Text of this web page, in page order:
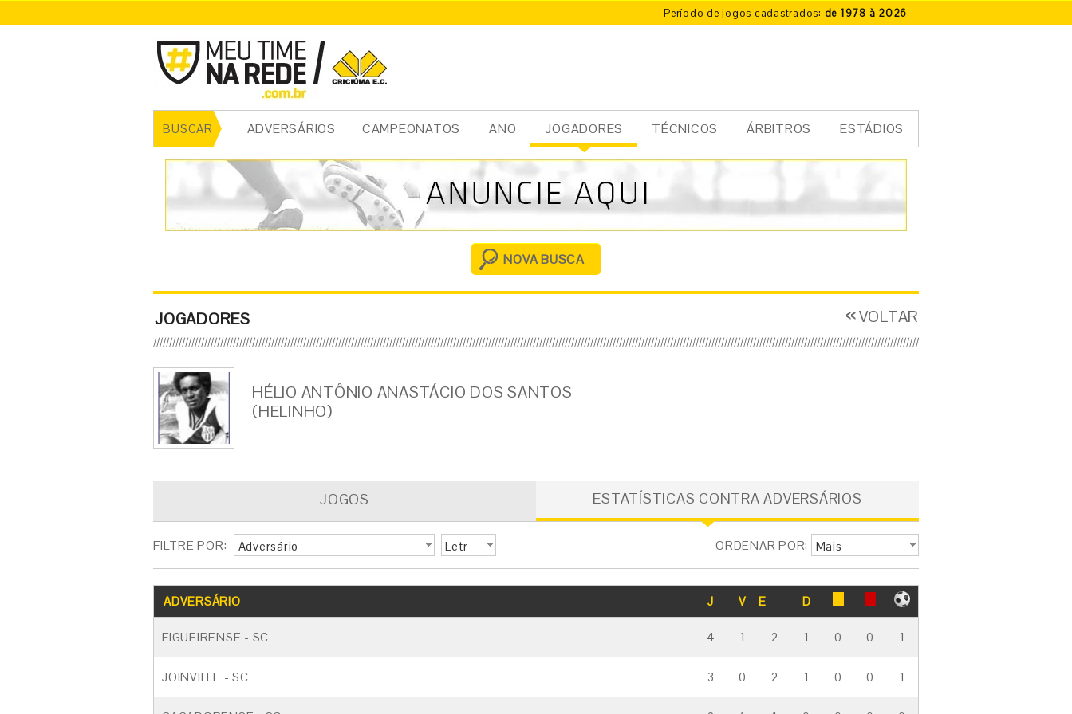
Período de jogos cadastrados: de 1978 à 2026
BUSCAR ADVERSÁRIOS CAMPEONATOS ANO JOGADORES TÉCNICOS ÁRBITROS ESTÁDIOS
cia
l
NOVA BUSCA
JOGADORES VOLTAR
HÉLIO ANTÔNIO ANASTÁCIO DOS SANTOS
(HELINHO)
JOGOS ESTATÍSTICAS CONTRA ADVERSÁRIOS
FILTRE POR: Adversário
Letr
ORDENAR POR:
Mais
ADVERSÁRIO J V E D
FIGUEIRENSE - SC 4 1 2 1 0 0 1
JOINVILLE - SC 3 0 2 1 0 0 1